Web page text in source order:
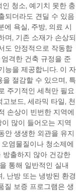
청소, 예기치 못한 충
되더라도 견딜 수 있음
에 욕실, 주방, 의료 시
며, 기존 소재가 손상되
도 안정적으로 작동합
격한 건축 규정을 준
능을 제공합니다. 이 자
절감할 수 있으며, 특
주기적인 세척만 필요
보드, 세라믹 타일, 천
손상이 빈번한 지역에
많이 들어오는 지역
안 생생한 외관을 유지
염물질이나 청소제에
방출하지 않아 건강한
통해 일반적인 실내
난방 또는 냉방된 환경
질 보증 프로그램은 생